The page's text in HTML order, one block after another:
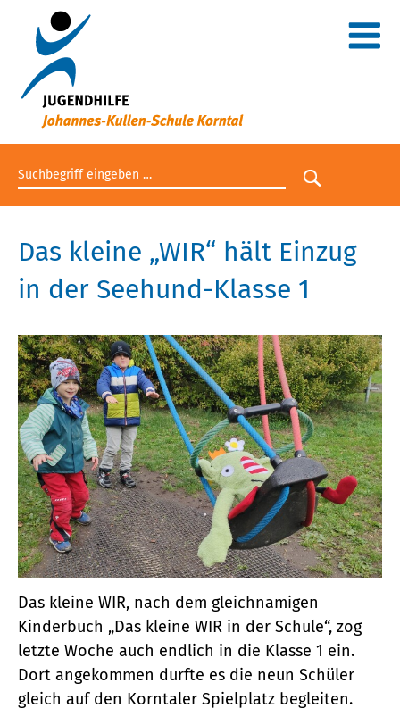
Suchbegriff eingeben
Suche
Das kleine „WIR“ hält Einzug
in der Seehund-Klasse 1
Das kleine WIR, nach dem gleichnamigen
Kinderbuch „Das kleine WIR in der Schule“, zog
letzte Woche auch endlich in die Klasse 1 ein.
Dort angekommen durfte es die neun Schüler
gleich auf den Korntaler Spielplatz begleiten.